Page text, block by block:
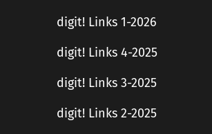
digit! Links 1-2026
digit! Links 4-2025
digit! Links 3-2025
digit! Links 2-2025